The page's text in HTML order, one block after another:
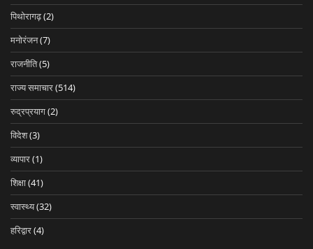
पिथोरागढ़(2)
मनोरंजन(7)
राजनीति(5)
राज्य समाचार(514)
रुद्रप्रयाग(2)
विदेश(3)
व्यापार(1)
शिक्षा(41)
स्वास्थ्य(32)
हरिद्वार(4)